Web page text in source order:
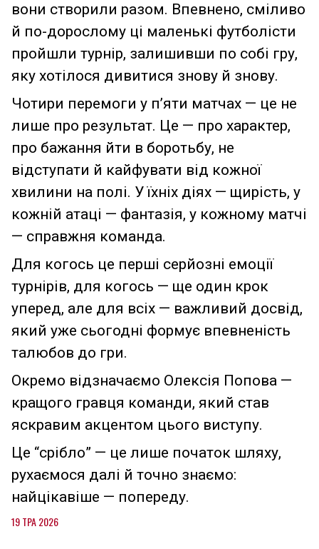
вони створили разом. Впевнено, сміливо
й по-дорослому ці маленькі футболісти
пройшли турнір, залишивши по собі гру,
яку хотілося дивитися знову й знову.
Чотири перемоги у п’яти матчах — це не
лише про результат. Це — про характер,
про бажання йти в боротьбу, не
відступати й кайфувати від кожної
хвилини на полі. У їхніх діях — щирість, у
кожній атаці — фантазія, у кожному матчі
— справжня команда.
Для когось це перші серйозні емоції
турнірів, для когось — ще один крок
уперед, але для всіх — важливий досвід,
який уже сьогодні формує впевненість
талюбов до гри.
Окремо відзначаємо Олексія Попова —
кращого гравця команди, який став
яскравим акцентом цього виступу.
Це “срібло” — це лише початок шляху,
рухаємося далі й точно знаємо:
найцікавіше — попереду.
19 ТРА 2026